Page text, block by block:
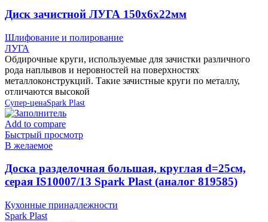
Диск зачистной ЛУГА 150х6х22мм
Шлифование и полирование
ЛУГА
Обдирочные круги, используемые для зачистки различного
рода наплывов и неровностей на поверхностях
металлоконструкций. Такие зачистные круги по металлу,
отличаются высокой
Супер-ценаSpark Plast
Add to compare
Быстрый просмотр
В желаемое
Доска разделочная большая, круглая d=25см,
серая IS10007/13 Spark Plast (аналог 819585)
Кухонные принадлежности
Spark Plast